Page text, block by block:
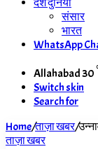
देश दुनिया
संसार
भारत
WhatsApp
Allahabad30
Switch skin
Search for
Home/ताज़ा खबर/
ताज़ा खबर